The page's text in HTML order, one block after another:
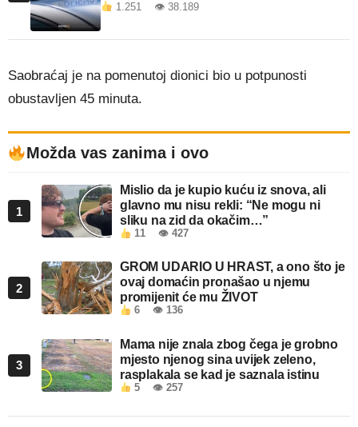
1.251 👁 38.189
Saobraćaj je na pomenutoj dionici bio u potpunosti
obustavljen 45 minuta.
Možda vas zanima i ovo
1
Mislio da je kupio kuću iz snova, ali
glavno mu nisu rekli: “Ne mogu ni
sliku na zid da okačim…”
11 👁 427
2
GROM UDARIO U HRAST, a ono što je
ovaj domaćin pronašao u njemu
promijenit će mu ŽIVOT
6 👁 136
3
Mama nije znala zbog čega je grobno
mjesto njenog sina uvijek zeleno,
rasplakala se kad je saznala istinu
5 👁 257